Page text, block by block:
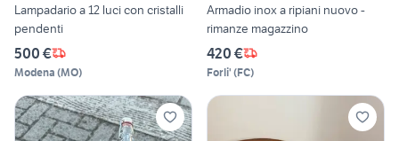
Lampadario a 12 luci con cristalli
pendenti
500 €
Modena (MO)
Armadio inox a ripiani nuovo -
rimanze magazzino
420 €
Forli' (FC)